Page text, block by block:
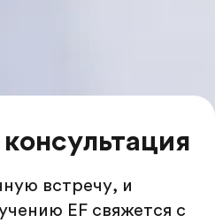
встречу, и
EF свяжется с